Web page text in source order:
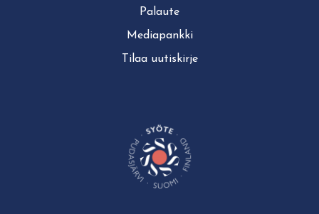
Palaute
Mediapankki
Tilaa uutiskirje